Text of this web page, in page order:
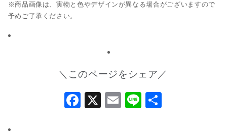
※商品画像は、実物と色やデザインが異なる場合がございますので
予めご了承ください。
＼このページをシェア／
Facebook
X Email
Line